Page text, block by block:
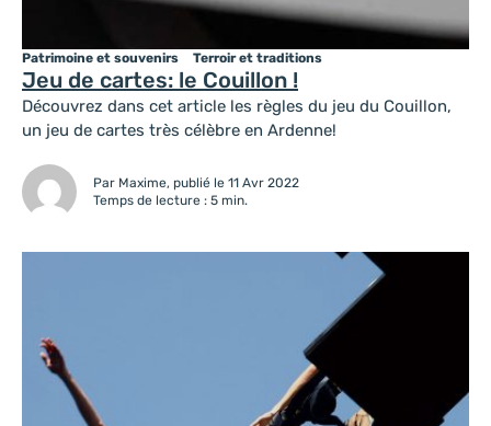
Jeu de cartes: le Couillon !
Patrimoine et souvenirs Terroir et traditions
Découvrez dans cet article les règles du jeu du Couillon,
un jeu de cartes très célèbre en Ardenne!
Par Maxime, publié le 11 Avr 2022
Temps de lecture : 5 min.